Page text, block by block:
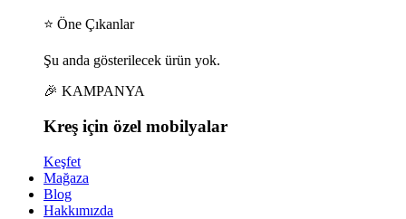
⭐ Öne Çıkanlar
Şu anda gösterilecek ürün yok.
🎉 KAMPANYA
Kreş için özel mobilyalar
Keşfet
Mağaza
Blog
Hakkımızda